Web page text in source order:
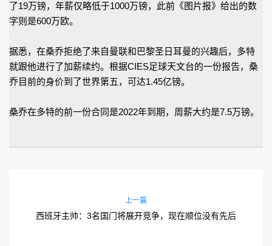
了19万镑，年薪仅略低于1000万镑，此前《图片报》给出的数
字则是600万欧。
据悉，在桑乔拒绝了来自曼联和巴黎圣日耳曼的兴趣后，多特
就跟他进行了加薪续约。根据CIES足球天文台的一份报告，桑
乔目前的身价到了世界第五，可达1.45亿镑。
桑乔在多特的前一份合同是2022年到期，周薪大约是7.5万镑。
上一篇
西班牙主帅：3名国门将展开竞争，现在顺位没有先后